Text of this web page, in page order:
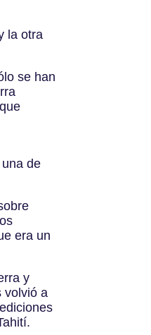
la otra
se han
de
era un
y
volvió a